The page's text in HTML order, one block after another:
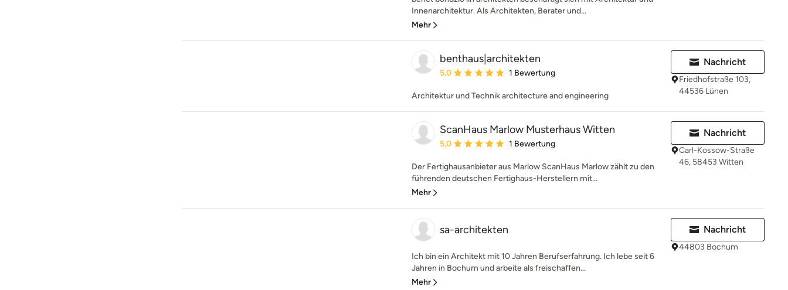
Innenarchitektur. Als Architekten, Berater und...
Mehr
benthaus|architekten
Durchschnittliche Bewertung: 5 von 5 Sternen
5,0 1 Bewertung
Architektur und Technik architecture and engineering
Nachricht
Friedhofstraße 103,
44536 Lünen
ScanHaus Marlow Musterhaus Witten
Durchschnittliche Bewertung: 5 von 5 Sternen
5,0 1 Bewertung
Der Fertighausanbieter aus Marlow ScanHaus Marlow zählt zu den
führenden deutschen Fertighaus-Herstellern mit...
Mehr
Nachricht
Carl-Kossow-Straße
46, 58453 Witten
sa-architekten
Ich bin ein Architekt mit 10 Jahren Berufserfahrung. Ich lebe seit 6
Jahren in Bochum und arbeite als freischaffen...
Mehr
Nachricht
44803 Bochum